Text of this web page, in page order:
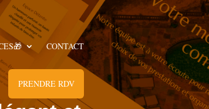
CONTACT
PRENDRE RDV